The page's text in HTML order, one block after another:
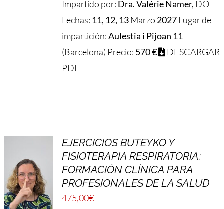
Impartido por: Dra. Valérie Namer, DO
Fechas: 11, 12, 13Marzo 2027Lugar de
impartición:Aulestia i Pijoan 11
(Barcelona) Precio: 570 €
DESCARGAR
PDF
EJERCICIOS BUTEYKO Y
FISIOTERAPIA RESPIRATORIA:
FORMACIÓN CLÍNICA PARA
PROFESIONALES DE LA SALUD
475,00€